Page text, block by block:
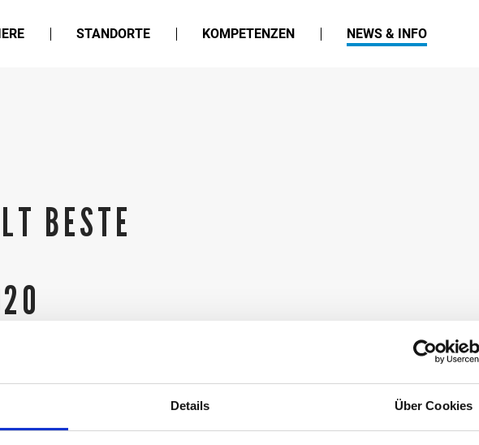
Details Über Cookies
STANDORTE KOMPETENZEN NEWS & INFO
BESTE
Gesamtwertung
Deutschland ermittelte im
Steuerberatern und über
nach
Fragebögen über eigene